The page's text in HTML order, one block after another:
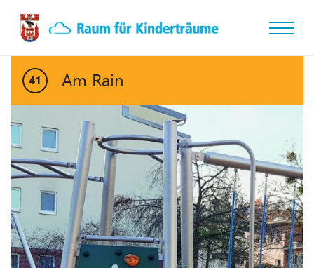
41 Am Rain